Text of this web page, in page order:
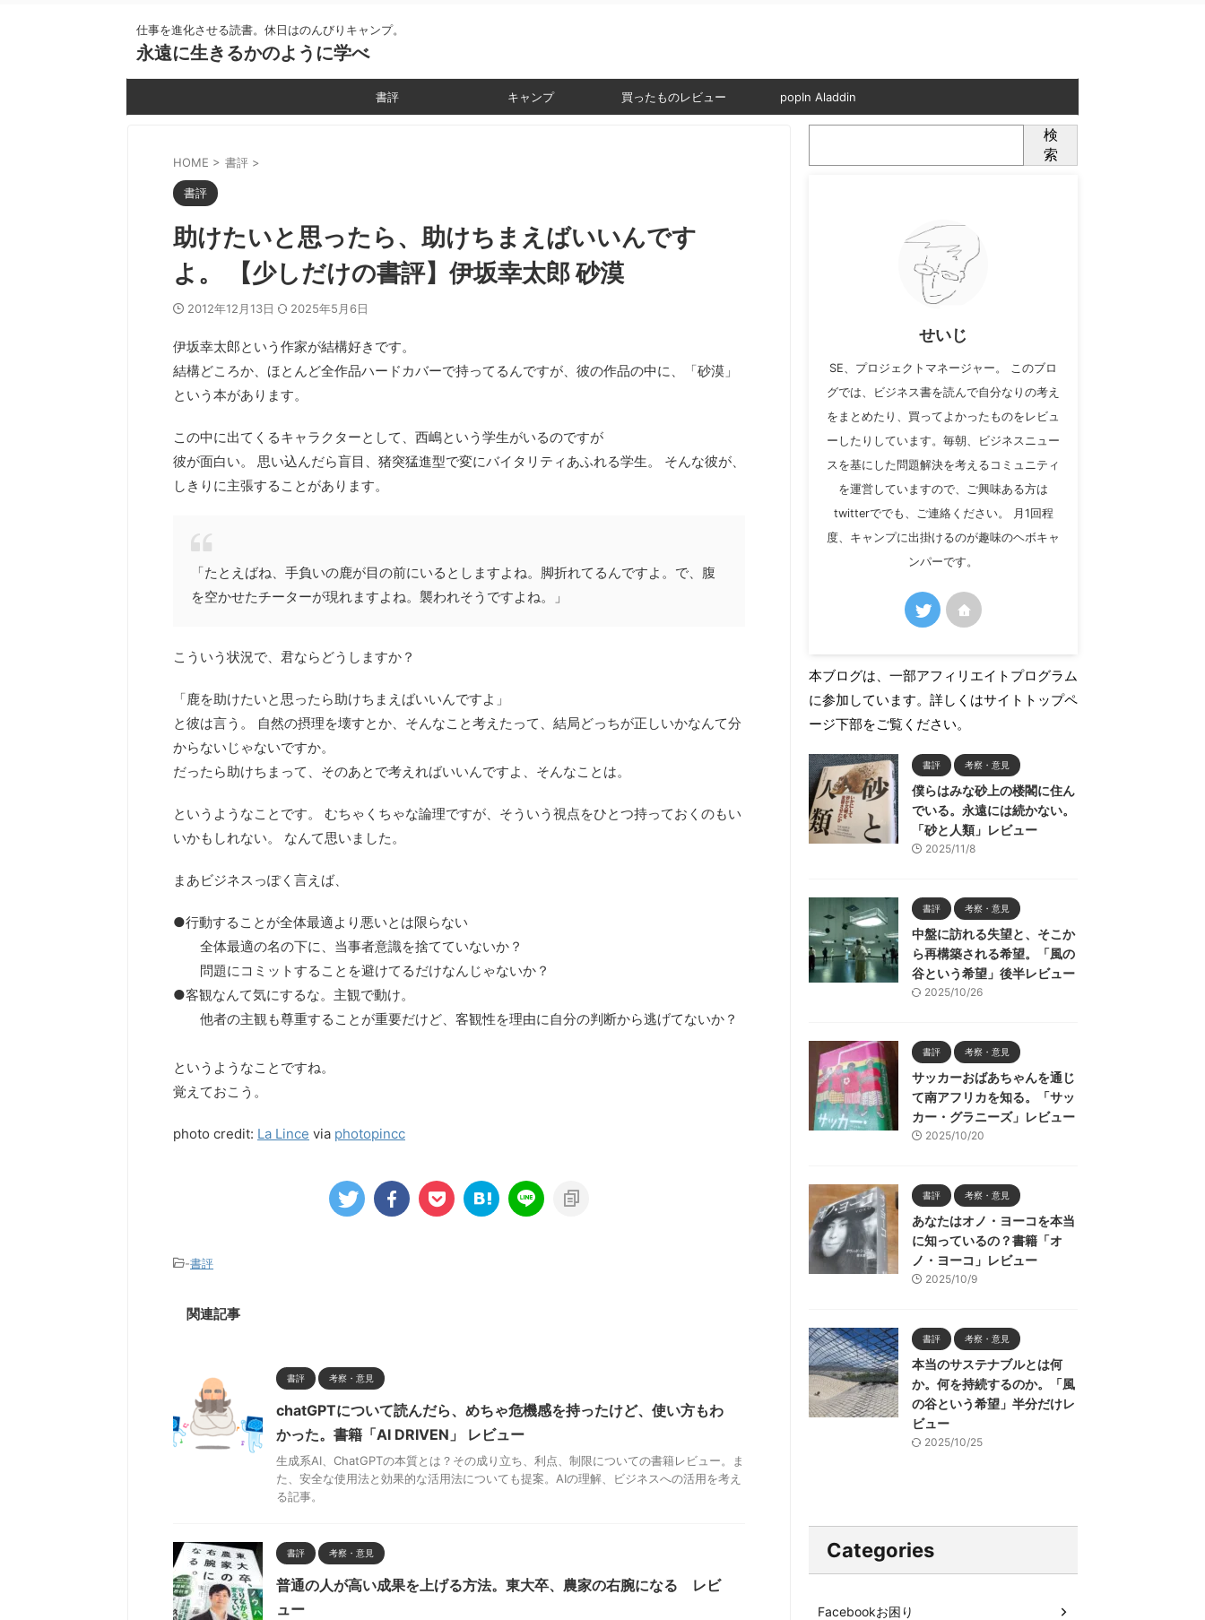
仕事を進化させる読書。休日はのんびりキャンプ。
永遠に生きるかのように学べ
書評 キャンプ 買ったものレビュー popIn Aladdin
HOME > 書評 >
書評
助けたいと思ったら、助けちまえばいいんです
よ。 【少しだけの書評】伊坂幸太郎 砂漠
2012年12月13日 2025年5月6日
伊坂幸太郎という作家が結構好きです。
結構どころか、ほとんど全作品ハードカバーで持ってるんですが、彼の作品の中に、「砂漠」
という本があります。
この中に出てくるキャラクターとして、西嶋という学生がいるのですが
彼が面白い。 思い込んだら盲目、猪突猛進型で変にバイタリティあふれる学生。 そんな彼が、
しきりに主張することがあります。
「たとえばね、手負いの鹿が目の前にいるとしますよね。脚折れてるんですよ。で、腹
を空かせたチーターが現れますよね。襲われそうですよね。」
こういう状況で、君ならどうしますか？
「鹿を助けたいと思ったら助けちまえばいいんですよ」
と彼は言う。 自然の摂理を壊すとか、そんなこと考えたって、結局どっちが正しいかなんて分
からないじゃないですか。
だったら助けちまって、そのあとで考えればいいんですよ、そんなことは。
というようなことです。 むちゃくちゃな論理ですが、そういう視点をひとつ持っておくのもい
いかもしれない。 なんて思いました。
まあビジネスっぽく言えば、
●行動することが全体最適より悪いとは限らない
全体最適の名の下に、当事者意識を捨てていないか？
問題にコミットすることを避けてるだけなんじゃないか？
●客観なんて気にするな。主観で動け。
他者の主観も尊重することが重要だけど、客観性を理由に自分の判断から逃げてないか？
というようなことですね。
覚えておこう。
photo credit: La Lince via photopincc
-書評
関連記事
書評 考察・意見
chatGPTについて読んだら、めちゃ危機感を持ったけど、使い方もわ
かった。書籍「AI DRIVEN」 レビュー
生成系AI、ChatGPTの本質とは？その成り立ち、利点、制限についての書籍レビュー。ま
た、安全な使用法と効果的な活用法についても提案。AIの理解、ビジネスへの活用を考え
る記事。
書評 考察・意見
普通の人が高い成果を上げる方法。東大卒、農家の右腕になる レビ
ュー
検
索
せいじ
SE、プロジェクトマネージャー。 このブロ
グでは、ビジネス書を読んで自分なりの考え
をまとめたり、買ってよかったものをレビュ
ーしたりしています。毎朝、ビジネスニュー
スを基にした問題解決を考えるコミュニティ
を運営していますので、ご興味ある方は
twitterででも、ご連絡ください。 月1回程
度、キャンプに出掛けるのが趣味のヘボキャ
ンパーです。
本ブログは、一部アフィリエイトプログラム
に参加しています。詳しくはサイトトップペ
ージ下部をご覧ください。
書評 考察・意見
僕らはみな砂上の楼閣に住ん
でいる。永遠には続かない。
「砂と人類」レビュー
2025/11/8
書評 考察・意見
中盤に訪れる失望と、そこか
ら再構築される希望。「風の
谷という希望」後半レビュー
2025/10/26
書評 考察・意見
サッカーおばあちゃんを通じ
て南アフリカを知る。「サッ
カー・グラニーズ」レビュー
2025/10/20
書評 考察・意見
あなたはオノ・ヨーコを本当
に知っているの？書籍「オ
ノ・ヨーコ」レビュー
2025/10/9
書評 考察・意見
本当のサステナブルとは何
か。何を持続するのか。「風
の谷という希望」半分だけレ
ビュー
2025/10/25
Categories
Facebookお困り